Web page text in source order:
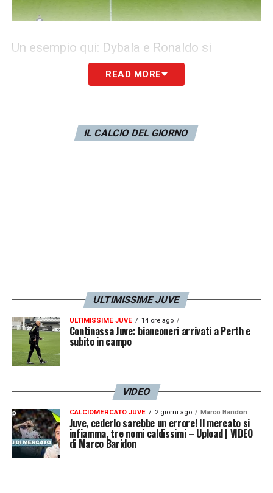
Un esempio qui: Dybala e Ronaldo si
occupano rispettivamente sui difensori di
sinistra e centrali del Ferencvaros.
libero di ricevere e di condurre.Bentancur
Bernardeschi rimangono fermi perché
Con la Juve abbastanza collassata sul
proprio lato sinistro, il difensore del
Ferencvaros a quel punto effettua un cambio
di campo sul quinto, libero di ricevere a
sinistra. L’esterno ha tante soluzioni: può
READ MORE
IL CALCIO DEL GIORNO
ULTIMISSIME JUVE
ULTIMISSIME JUVE 14 ore ago
Continassa Juve: bianconeri arrivati a Perth e
subito in campo
VIDEO
CALCIOMERCATO JUVE 2 giorni ago Marco Baridon
Juve, cederlo sarebbe un errore! Il mercato si
infiamma, tre nomi caldissimi – Upload | VIDEO
di Marco Baridon